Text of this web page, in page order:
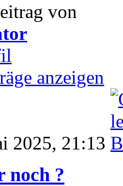
von
anzeigen
2025, 21:13
noch ?